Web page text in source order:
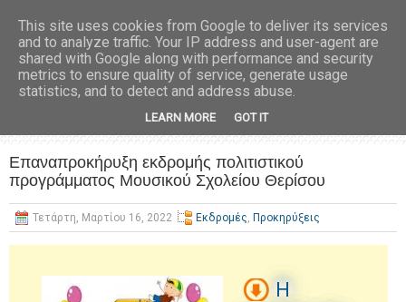
Επαναπροκήρυξη εκδρομής πολιτιστικού
προγράμματος Μουσικού Σχολείου Θερίσου
Τετάρτη, Μαρτίου 16, 2022 Εκδρομές, Προκηρύξεις
Η
This site uses cookies from Google to deliver its services
and to analyze traffic. Your IP address and user-agent are
shared with Google along with performance and security
metrics to ensure quality of service, generate usage
statistics, and to detect and address abuse.
LEARN MORE GOT IT